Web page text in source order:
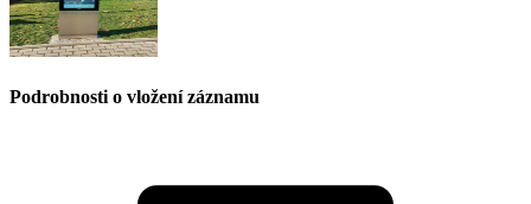
Podrobnosti o vložení záznamu